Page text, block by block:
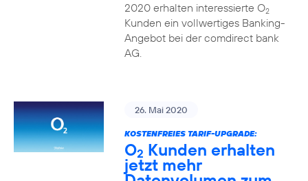
2020 erhalten interessierte O2
Kunden ein vollwertiges Banking-
Angebot bei der comdirect bank
AG.
26. Mai 2020
KOSTENFREIES TARIF-UPGRADE:
O2 Kunden erhalten
jetzt mehr